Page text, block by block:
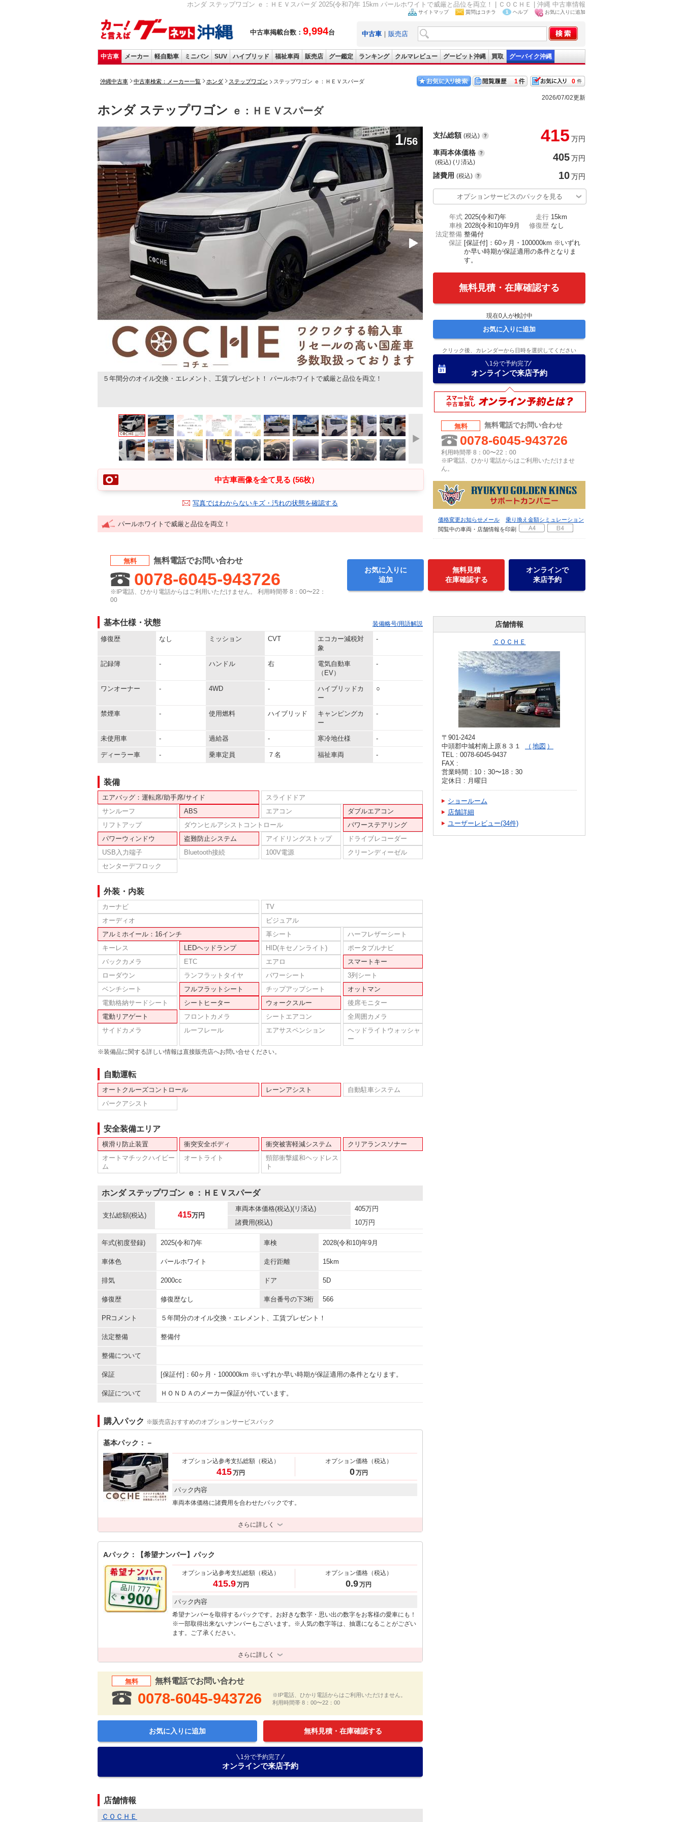
ホンダ ステップワゴン ｅ：ＨＥＶスパーダ 2025(令和7)年 15km パールホワイトで威厳と品位を両立！ | ＣＯＣＨＥ | 沖縄 中古車情報
中古車掲載台数： 9,994台
サイトマップ 質問はコチラ ヘルプ お気に入りに追加
中古車 ｜ 販売店
中古車 メーカー 軽自動車 ミニバン SUV ハイブリッド 福祉車両 販売店 グー鑑定 ランキング クルマレビュー グーピット沖縄 買取 グーバイク沖縄
沖縄中古車 中古車検索：メーカー一覧 ホンダ ステップワゴン ステップワゴン ｅ：ＨＥＶスパーダ 0
1
2026/07/02更新
ホンダ ステップワゴン ｅ：ＨＥＶスパーダ
５年間分のオイル交換・エレメント、工賃プレゼント！ パールホワイトで威厳と品位を両立！
1/56
中古車画像を全て見る (56枚）
写真ではわからないキズ・汚れの状態を確認する
パールホワイトで威厳と品位を両立！
支払総額 (税込) 415 万円
車両本体価格
(税込) (リ済込) 405万円
諸費用 (税込) 10万円
オプションサービスのパックを見る
年式 2025(令和7)年 走行 15km
車検 2028(令和10)年9月 修復歴 なし
法定整備 整備付
保証 [保証付]：60ヶ月・100000km ※いずれ
か早い時期が保証適用の条件となりま
す。
無料見積・在庫確認する
現在0人が検討中
お気に入りに追加
クリック後、カレンダーから日時を選択してください
1分で予約完了
オンラインで来店予約
無料 無料電話でお問い合わせ
0078-6045-943726
利用時間帯 8：00〜22：00
※IP電話、ひかり電話からはご利用いただけませ
ん。
価格変更お知らせメール
乗り換え金額シミュレーション
閲覧中の車両・店舗情報を印刷
無料 無料電話でお問い合わせ
0078-6045-943726
※IP電話、ひかり電話からはご利用いただけません。 利用時間帯 8：00〜22：
00
お気に入りに
追加
無料見積
在庫確認する
オンラインで
来店予約
基本仕様・状態 装備略号/用語解説
修復歴 なし ミッション CVT
エコカー減税対
象
-
記録簿 - ハンドル 右
電気自動車
（EV）
-
ワンオーナー - 4WD -
ハイブリッドカ
ー
○
禁煙車 - 使用燃料 ハイブリッド
キャンピングカ
ー
-
未使用車 - 過給器 - 寒冷地仕様 -
ディーラー車 - 乗車定員 ７名 福祉車両 -
装備
エアバッグ：運転席/助手席/サイド
スライドドア
サンルーフ
ABS エアコン
ダブルエアコン
リフトアップ
ダウンヒルアシストコントロール
パワーステアリング
パワーウィンドウ
盗難防止システム アイドリングストップ
ドライブレコーダー
USB入力端子
Bluetooth接続 100V電源
クリーンディーゼル
センターデフロック
外装・内装
カーナビ
TV
オーディオ
ビジュアル
アルミホイール：16インチ
革シート
ハーフレザーシート
キーレス
LEDヘッドランプ HID(キセノンライト)
ポータブルナビ
バックカメラ
ETC エアロ
スマートキー
ローダウン
ランフラットタイヤ パワーシート
3列シート
ベンチシート
フルフラットシート チップアップシート
オットマン
電動格納サードシート
シートヒーター ウォークスルー
後席モニター
電動リアゲート
フロントカメラ シートエアコン
全周囲カメラ
サイドカメラ
ルーフレール エアサスペンション
ヘッドライトウォッシャ
ー
※装備品に関する詳しい情報は直接販売店へお問い合せください。
自動運転
オートクルーズコントロール レーンアシスト
自動駐車システム
パークアシスト
安全装備エリア
横滑り防止装置 衝突安全ボディ 衝突被害軽減システム
クリアランスソナー
オートマチックハイビー
ム
オートライト
頸部衝撃緩和ヘッドレス
ト
ホンダ ステップワゴン ｅ：ＨＥＶスパーダ
支払総額(税込) 415万円
車両本体価格(税込)(リ済込) 405万円
諸費用(税込) 10万円
年式(初度登録) 2025(令和7)年 車検 2028(令和10)年9月
車体色 パールホワイト 走行距離 15km
排気 2000cc ドア 5D
修復歴 修復歴なし 車台番号の下3桁 566
PRコメント ５年間分のオイル交換・エレメント、工賃プレゼント！
法定整備 整備付
整備について
保証 [保証付]：60ヶ月・100000km ※いずれか早い時期が保証適用の条件となります。
保証について ＨＯＮＤＡのメーカー保証が付いています。
購入パック ※販売店おすすめのオプションサービスパック
基本パック：－
オプション込参考支払総額 （税込）
415万円
オプション価格（税込）
0万円
パック内容
車両本体価格に諸費用を合わせたパックです。
さらに詳しく
Aパック：【希望ナンバー】パック
オプション込参考支払総額 （税込）
415.9万円
オプション価格（税込）
0.9万円
パック内容
希望ナンバーを取得するパックです。お好きな数字・思い出の数字をお客様の愛車にも！
※一部取得出来ないナンバーもございます。※人気の数字等は、抽選になることがござい
ます。ご了承ください。
さらに詳しく
無料 無料電話でお問い合わせ
0078-6045-943726
※IP電話、ひかり電話からはご利用いただけません。
利用時間帯 8：00〜22：00
お気に入りに追加 無料見積・在庫確認する
1分で予約完了
オンラインで来店予約
店舗情報
ＣＯＣＨＥ
店舗情報
ＣＯＣＨＥ
〒901-2424
中頭郡中城村南上原８３１
地図
TEL : 0078-6045-9437
FAX :
営業時間 : 10：30〜18：30
定休日 : 月曜日
ショールーム
店舗詳細
ユーザーレビュー(34件)